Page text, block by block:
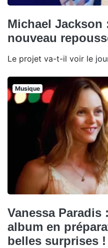
Michael
nouveau
Le projet va-t-il voir le
Musique
Vanessa Paradis
album en
belles surprises !